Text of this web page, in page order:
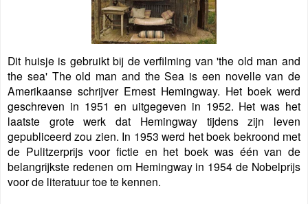
Dit huisje is gebruikt bij de verfilming van 'the old man and
the sea' The old man and the Sea is een novelle van de
Amerikaanse schrijver Ernest Hemingway. Het boek werd
geschreven in 1951 en uitgegeven in 1952. Het was het
laatste grote werk dat Hemingway tijdens zijn leven
gepubliceerd zou zien. In 1953 werd het boek bekroond met
de Pulitzerprijs voor fictie en het boek was één van de
belangrijkste redenen om Hemingway in 1954 de Nobelprijs
voor de literatuur toe te kennen.